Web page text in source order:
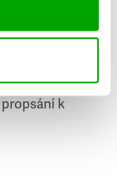
verzi, na
těšit
závislosti na
k